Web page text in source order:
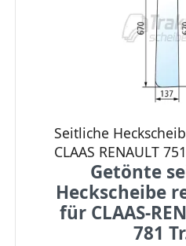
Seitliche
CLAAS RENAULT
Getönte
Heckscheibe
für CLAAS-
781